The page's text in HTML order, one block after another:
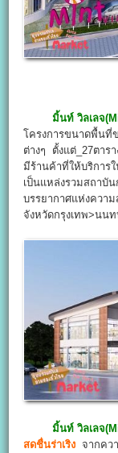
มิ้นท์ วิลเลจ
โครงการขนาดพื้นที่
ต่างๆ ตั้งแต่_27ตาร
มีร้านค้าที่ให้บริกา
เป็นแหล่งรวมสถาบั
บรรยากาศแห่งควา
จังหวัดกรุงเทพ>นน
มิ้นท์ วิลเลจ
สดชื่นร่าเริง จากคว